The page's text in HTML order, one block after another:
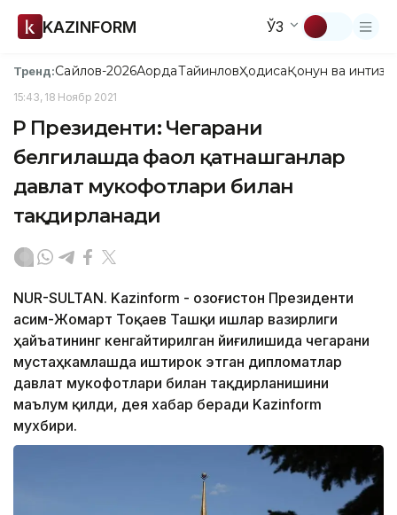
KAZINFORM ЎЗ
Тренд:Сайлов-2026АқордаТайинловҲодисаҚонун ва
15:43, 18 Ноябр 2021
ҚР Президенти: Чегарани
белгилашда фаол қатнашганлар
давлат мукофотлари билан
тақдирланади
NUR-SULTAN. Kazinform - Қозоғистон Президенти
Қасим-Жомарт Тоқаев Ташқи ишлар вазирлиги
ҳайъатининг кенгайтирилган йиғилишида чегарани
мустаҳкамлашда иштирок этган дипломатлар
давлат мукофотлари билан тақдирланишини
маълум қилди, дея хабар беради Kazinform
мухбири.